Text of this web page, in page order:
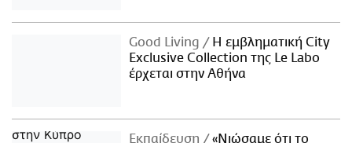
Good Living
Η εμβληματική City
Exclusive Collection της Le Labo
έρχεται στην Αθήνα
Εκπαίδευση
«Νιώσαμε ότι το